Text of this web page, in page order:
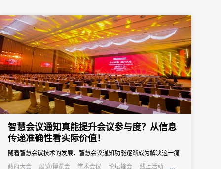
智慧会议通知真能提升会议参与度？从信息
传递准确性看实际价值！
随着智慧会议技术的发展，智慧会议通知功能逐渐成为解决这一痛
点的关键，其通过自动化、多渠道的信息传递方式，从根源上提升
政府大会 展览/博览会 学术会议 论坛峰会
线上活动